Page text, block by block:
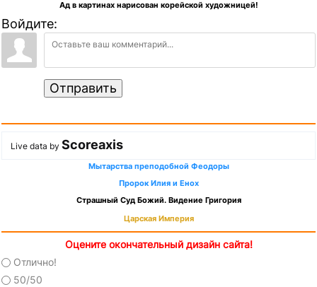
Ад в картинах нарисован корейской художницей!
Войдите:
Отправить
Live data by Scoreaxis
Мытарства преподобной Феодоры
Пророк Илия и Енох
Страшный Суд Божий. Видение Григория
Царская Империя
Оцените окончательный дизайн сайта!
Отлично!
50/50